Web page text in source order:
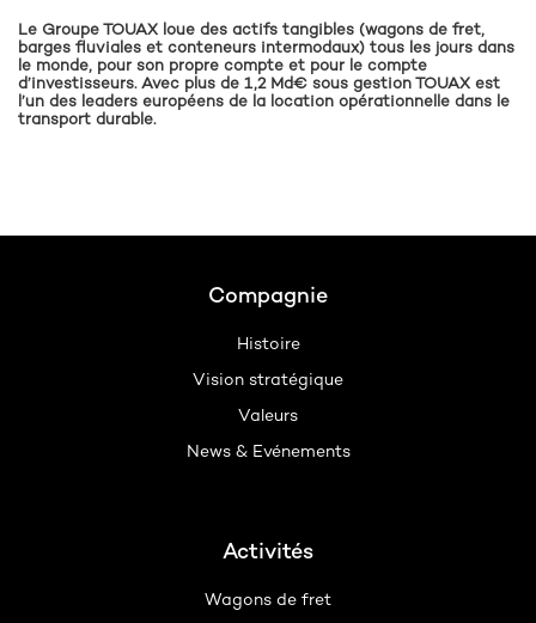
Le Groupe TOUAX loue des actifs tangibles (wagons de fret,
barges fluviales et conteneurs intermodaux) tous les jours dans
le monde, pour son propre compte et pour le compte
d’investisseurs. Avec plus de 1,2 Md€ sous gestion TOUAX est
l’un des leaders européens de la location opérationnelle dans le
transport durable.
Compagnie
Histoire
Vision stratégique
Valeurs
News & Evénements
Activités
Wagons de fret